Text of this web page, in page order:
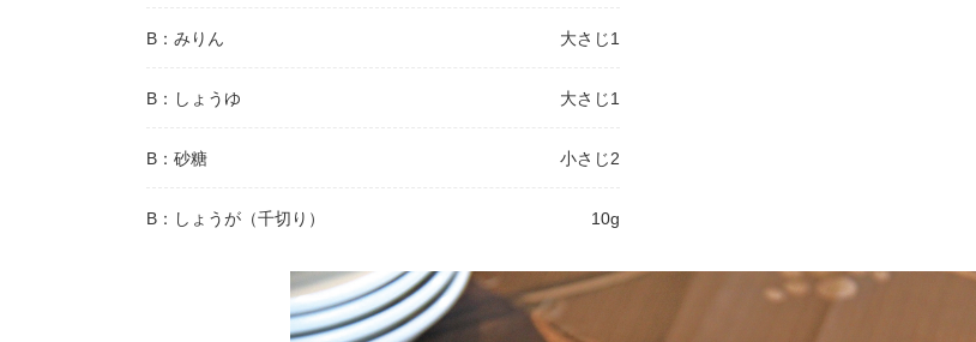
B：みりん 大さじ1
B：しょうゆ 大さじ1
B：砂糖 小さじ2
B：しょうが（千切り） 10g